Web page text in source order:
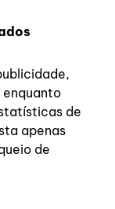
enquanto
de
apenas
de